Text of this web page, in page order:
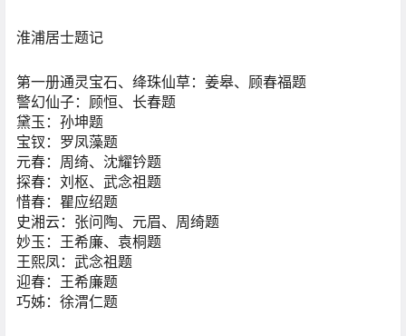
淮浦居士题记
第一册通灵宝石、绛珠仙草：姜皋、顾春福题
警幻仙子：顾恒、长春题
黛玉：孙坤题
宝钗：罗凤藻题
元春：周绮、沈耀钤题
探春：刘枢、武念祖题
惜春：瞿应绍题
史湘云：张问陶、元眉、周绮题
妙玉：王希廉、袁桐题
王熙凤：武念祖题
迎春：王希廉题
巧姊：徐渭仁题